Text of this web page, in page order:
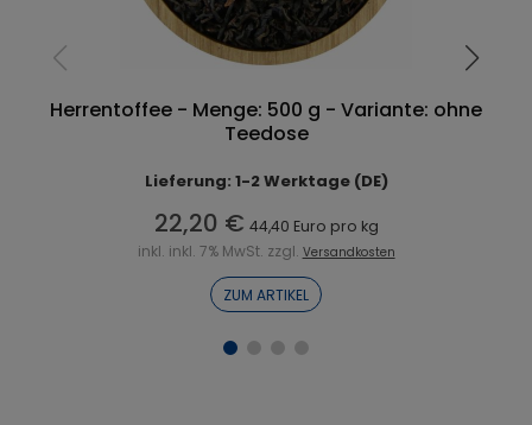
Herrentoffee - Menge: 500 g - Variante: ohne
Teedose
Lieferung: 1-2 Werktage (DE)
22,20 € 44,40 Euro pro kg
inkl. inkl. 7% MwSt. zzgl. Versandkosten
ZUM ARTIKEL